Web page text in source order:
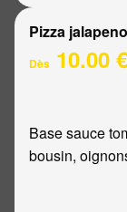
Pizza
Dès 10.00 €
Base sauce
bousin,